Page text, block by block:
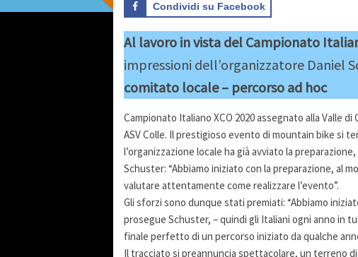
Condividi su Facebook
Al lavoro in vista del Campionato
impressioni dell’organizzatore Daniel
comitato locale – percorso ad hoc
Campionato Italiano XCO 2020 assegnato alla Valle
ASV Colle. Il prestigioso evento di mountain bike si
l’organizzazione locale ha già avviato la
Schuster: “Abbiamo iniziato con la preparazione, al
valutare attentamente come realizzare l’evento”.
Gli sforzi sono dunque stati premiati: “Abbiamo
prosegue Schuster, – quindi gli Italiani ogni anno in
finale perfetto di un percorso iniziato da qualche
Il tracciato si preannuncia spettacolare, un terreno